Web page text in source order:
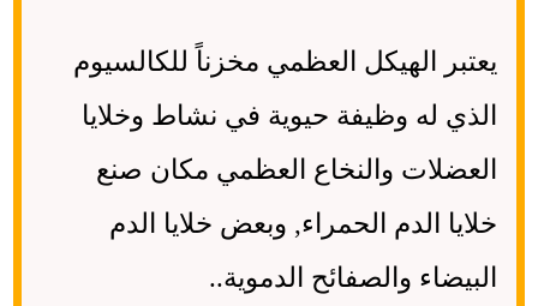
يعتبر الهيكل العظمي مخزناً للكالسيوم
الذي له وظيفة حيوية في نشاط وخلايا
العضلات والنخاع العظمي مكان صنع
خلايا الدم الحمراء, وبعض خلايا الدم
البيضاء والصفائح الدموية..